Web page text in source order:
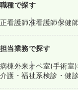
職種で探す
正看護師准看護師保健師
担当業務で探す
病棟外来オペ室(手術室)
介護・福祉系検診・健